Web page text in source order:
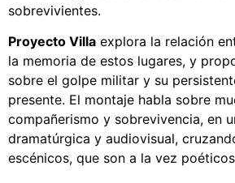
sobrevivientes.
Proyecto Villa explora la relación
la memoria de estos lugares, y
sobre el golpe militar y su
presente. El montaje habla sobre
compañerismo y sobrevivencia, en
dramatúrgica y audiovisual,
escénicos, que son a la vez